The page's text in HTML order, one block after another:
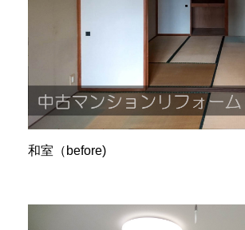
和室（before)